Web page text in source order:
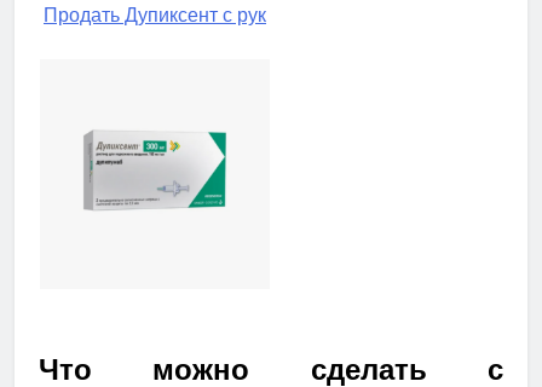
Продать Дупиксент с рук
Что можно сделать с